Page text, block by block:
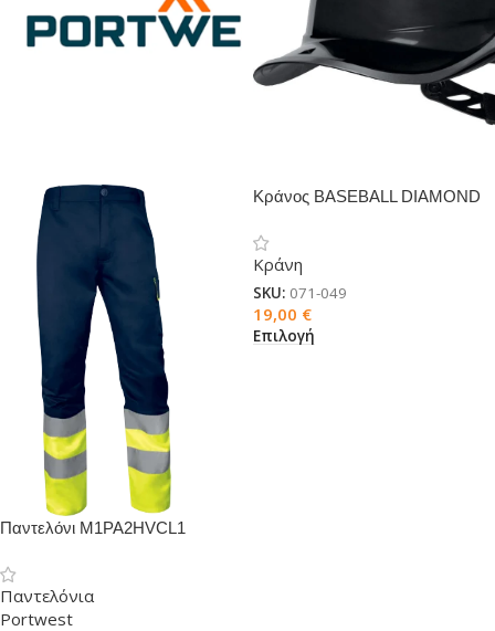
Παντελόνι M1PA2HVCL1
Παντελόνια
Portwest
Κράνος BASEBALL DIAMOND
Κράνη
SKU: 071-049
19,00 €
Επιλογή